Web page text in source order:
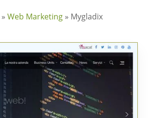
» Web Marketing » Mygladix